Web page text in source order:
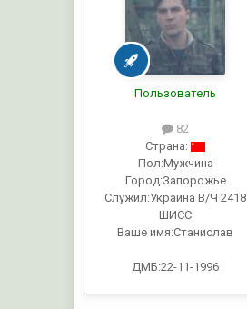
Пользователь
82
Страна:
Пол:Мужчина
Город:Запорожье
Служил:Украина В/Ч 2418
ШИСС
Ваше имя:Станислав
ДМБ:22-11-1996